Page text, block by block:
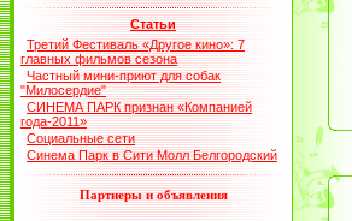
Статьи
Третий Фестиваль «Другое кино»: 7
главных фильмов сезона
Частный мини-приют для собак
"Милосердие"
СИНЕМА ПАРК признан «Компанией
года-2011»
Социальные сети
Синема Парк в Сити Молл Белгородский
Партнеры и объявления